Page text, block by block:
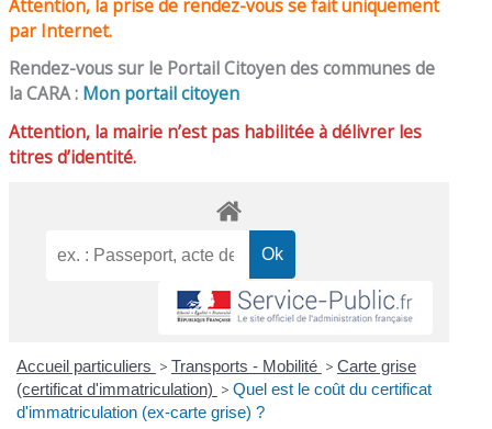
Attention, la prise de rendez-vous se fait uniquement
par Internet.
Rendez-vous sur le Portail Citoyen des communes de
la CARA : Mon portail citoyen
Attention, la mairie n’est pas habilitée à délivrer les
titres d’identité.
Accueil particuliers > Transports - Mobilité > Carte grise
(certificat d'immatriculation) > Quel est le coût du certificat
d'immatriculation (ex-carte grise) ?